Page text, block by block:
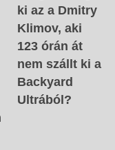
ki az a Dmitry
Klimov, aki
123 órán át
nem szállt ki a
Backyard
Ultrából?